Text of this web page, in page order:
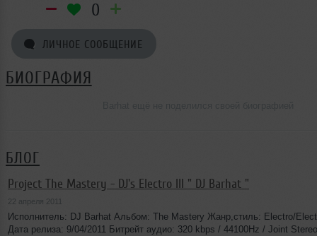
0
ЛИЧНОЕ СООБЩЕНИЕ
БИОГРАФИЯ
БЛОГ
Project The Mastery - DJ's Electro III " DJ Barhat "
22 апреля 2011
Исполнитель: DJ Barhat Альбом: The Mastery Жанр,стиль: Electro/
Дата релиза: 9/04/2011 Битрейт аудио: 320 kbps / 44100Hz / Joint